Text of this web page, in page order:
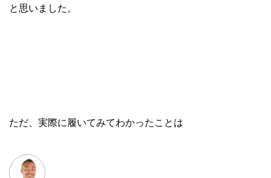
と思いました。
ただ、実際に履いてみてわかったことは